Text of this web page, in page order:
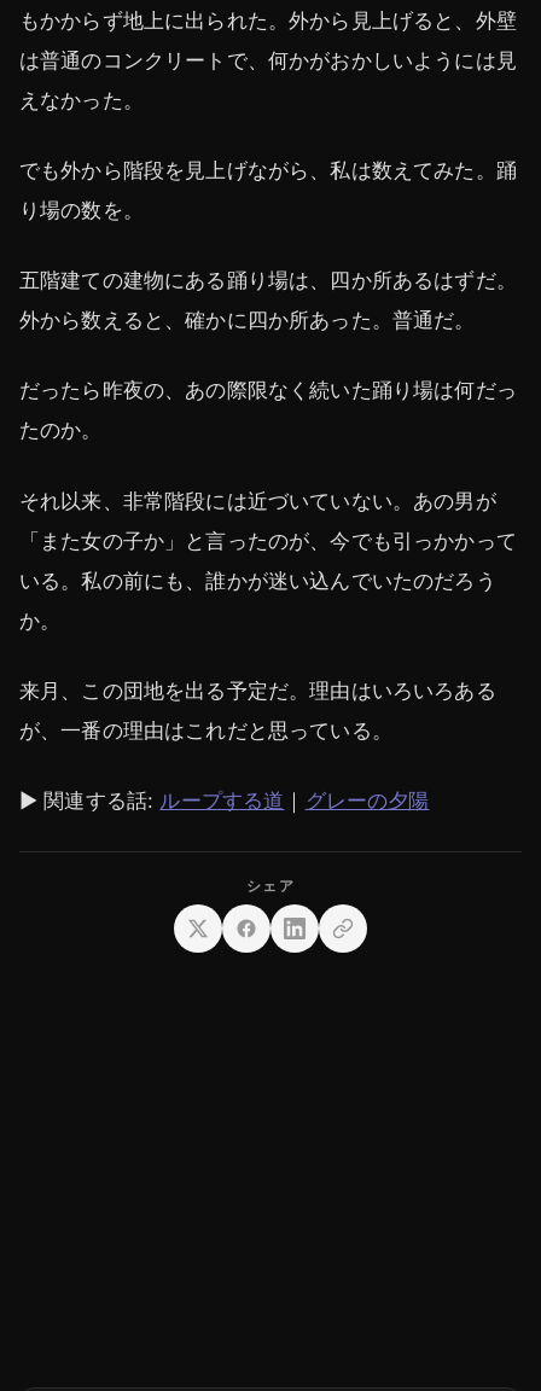
もかからず地上に出られた。外から見上げると、外壁
は普通のコンクリートで、何かがおかしいようには見
えなかった。
でも外から階段を見上げながら、私は数えてみた。踊
り場の数を。
五階建ての建物にある踊り場は、四か所あるはずだ。
外から数えると、確かに四か所あった。普通だ。
だったら昨夜の、あの際限なく続いた踊り場は何だっ
たのか。
それ以来、非常階段には近づいていない。あの男が
「また女の子か」と言ったのが、今でも引っかかって
いる。私の前にも、誰かが迷い込んでいたのだろう
か。
来月、この団地を出る予定だ。理由はいろいろある
が、一番の理由はこれだと思っている。
▶ 関連する話: ループする道 ｜ グレーの夕陽